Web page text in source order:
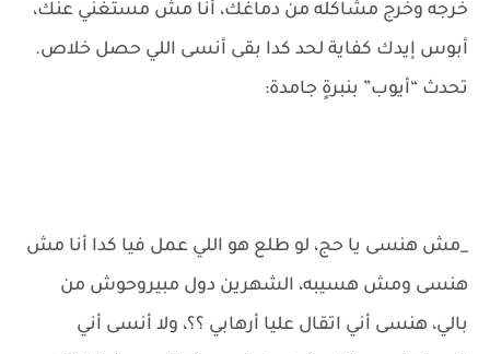
خرجه وخرج مشاكله من دماغك، أنا مش مستغني عنك،
أبوس إيدك كفاية لحد كدا بقى أنسى اللي حصل خلاص.
تحدث “أيوب” بنبرةٍ جامدة:
_مش هنسى يا حج، لو طلع هو اللي عمل فيا كدا أنا مش
هنسى ومش هسيبه، الشهرين دول مبيروحوش من
بالي، هنسى أني اتقال عليا أرهابي ؟؟، ولا أنسى أني